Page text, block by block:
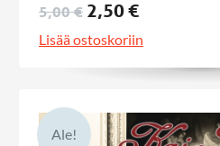
5,00 € 2,50 €
Lisää ostoskoriin
Ale!